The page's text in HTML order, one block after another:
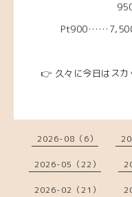
👉 久々に今日はス
2026-08（6）
2026-05（22）
2026-02（21）